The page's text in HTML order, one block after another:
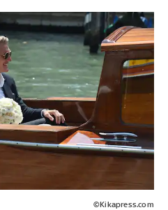
©Kikapress.com